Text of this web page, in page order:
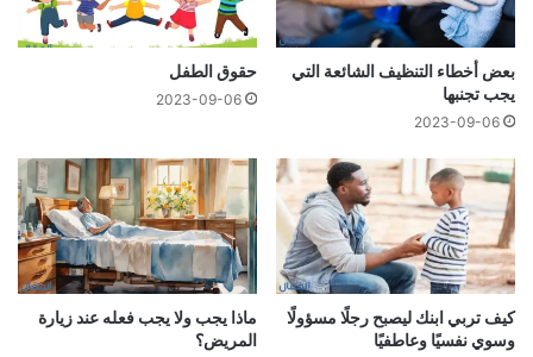
بعض أخطاء التنظيف الشائعة التي
يجب تجنبها
2023-09-06
حقوق الطفل
2023-09-06
كيف تربي ابنك ليصبح رجلًا مسؤولًا
وسوي نفسيًا وعاطفيًا
ماذا يجب ولا يجب فعله عند زيارة
المريض؟